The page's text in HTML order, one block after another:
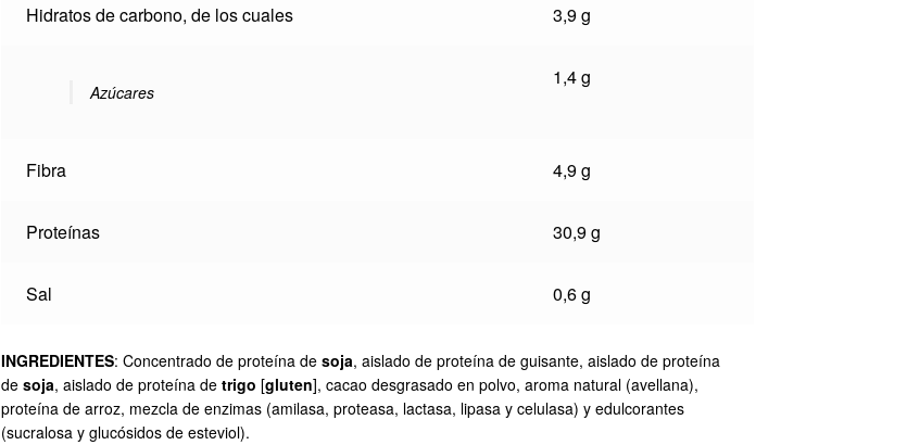
Hidratos de carbono, de los cuales 3,9 g
Azúcares
1,4 g
Fibra 4,9 g
Proteínas 30,9 g
Sal 0,6 g
INGREDIENTES: Concentrado de proteína desoja, aislado de proteína de guisante, aislado de proteína
desoja, aislado de proteína detrigo [gluten], cacao desgrasado en polvo, aroma natural (avellana),
proteína de arroz, mezcla de enzimas (amilasa, proteasa, lactasa, lipasa y celulasa) y edulcorantes
(sucralosa y glucósidos de esteviol).